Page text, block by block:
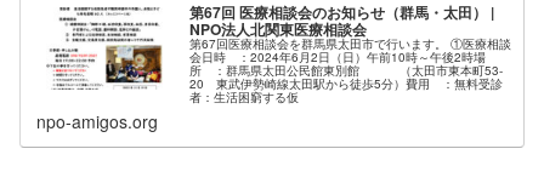
第67回 医療相談会のお知らせ（群馬・太田） |
NPO法人北関東医療相談会
第67回医療相談会を群馬県太田市で行います。 ①医療相談
会日時 ：2024年6月2日（日）午前10時～午後2時場
所 ：群馬県太田公民館東別館 （太田市東本町53-
20 東武伊勢崎線太田駅から徒歩5分）費用 ：無料受診
者：生活困窮する仮
npo-amigos.org